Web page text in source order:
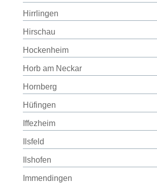
Hirrlingen
Hirschau
Hockenheim
Horb am Neckar
Hornberg
Hüfingen
Iffezheim
Ilsfeld
Ilshofen
Immendingen